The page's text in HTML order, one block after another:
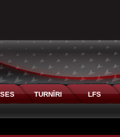
TURNĪRI LFS